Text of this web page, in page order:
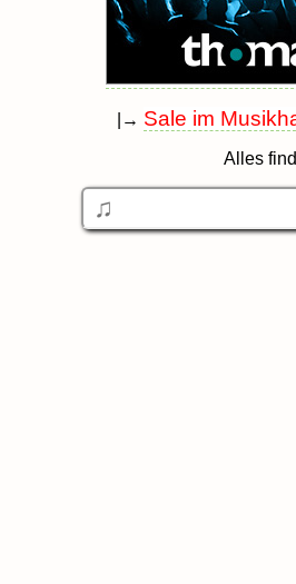
|→ Sale im
Alles